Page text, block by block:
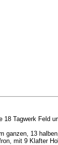
Tagwerk Feld
ganzen, 13
mit 9 Klafter